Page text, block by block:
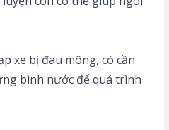
xe bị đau mông, có cần
bình nước để quá trình